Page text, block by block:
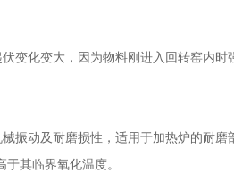
变化变大，因为物料刚进入回转窑内
振动及耐磨损性，适用于加热炉的耐
其临界氧化温度。